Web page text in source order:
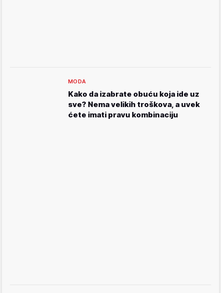
MODA
Kako da izabrate obuću koja ide uz
sve? Nema velikih troškova, a uvek
ćete imati pravu kombinaciju